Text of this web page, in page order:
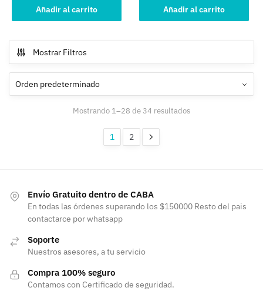
Añadir al carrito Añadir al carrito
Mostrar Filtros
Mostrando 1–28 de 34 resultados
1 2
Envío Gratuito dentro de CABA
En todas las órdenes superando los $150000 Resto del pais
contactarce por whatsapp
Soporte
Nuestros asesores, a tu servicio
Compra 100% seguro
Contamos con Certificado de seguridad.